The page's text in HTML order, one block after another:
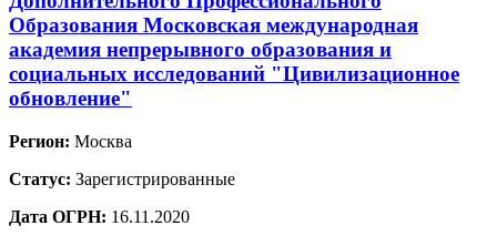
Образования Московская международная
академия непрерывного образования и
социальных исследований "Цивилизационное
обновление"
Регион: Москва
Статус: Зарегистрированные
Дата ОГРН: 16.11.2020